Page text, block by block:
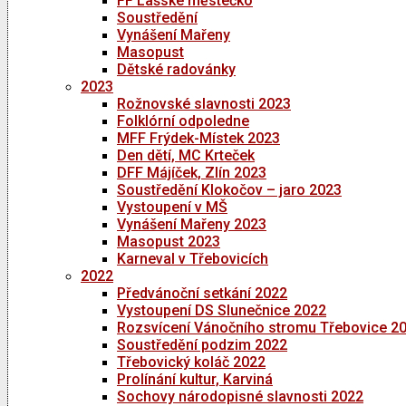
Soustředění
Vynášení Mařeny
Masopust
Dětské radovánky
2023
Rožnovské slavnosti 2023
Folklórní odpoledne
MFF Frýdek-Místek 2023
Den dětí, MC Krteček
DFF Májíček, Zlín 2023
Soustředění Klokočov – jaro 2023
Vystoupení v MŠ
Vynášení Mařeny 2023
Masopust 2023
Karneval v Třebovicích
2022
Předvánoční setkání 2022
Vystoupení DS Slunečnice 2022
Rozsvícení Vánočního stromu Třebovice
Soustředění podzim 2022
Třebovický koláč 2022
Prolínání kultur, Karviná
Sochovy národopisné slavnosti 2022